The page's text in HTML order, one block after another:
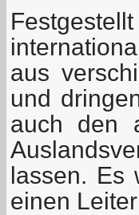
aus
und
auch den
lassen. Es
einen